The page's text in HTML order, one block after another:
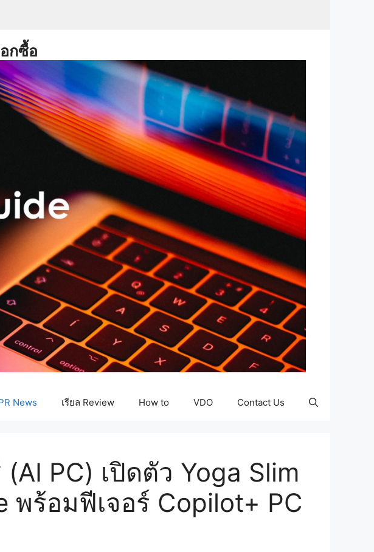
กซื้อ
News เรียล Review How to VDO Contact Us
PC) เปิดตัว Yoga Slim
พร้อมฟีเจอร์ Copilot+ PC